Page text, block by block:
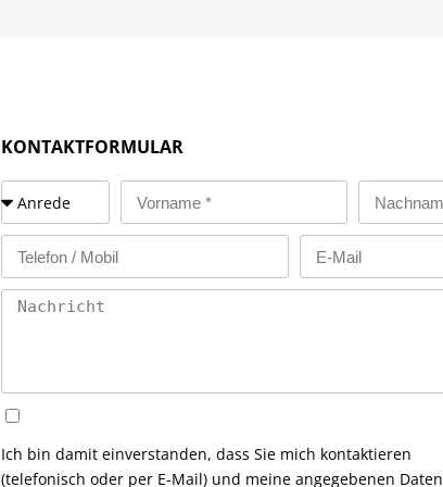
KONTAKTFORMULAR
Ich bin damit einverstanden, dass Sie mich kontaktieren
(telefonisch oder per E-Mail) und meine angegebenen Daten